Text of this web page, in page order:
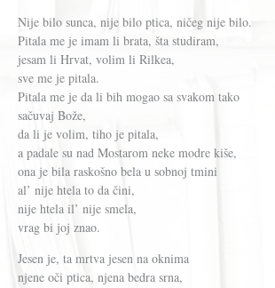
Nije bilo sunca, nije bilo ptica, ničeg nije bilo.
Pitala me je imam li brata, šta studiram,
jesam li Hrvat, volim li Rilkea,
sve me je pitala.
Pitala me je da li bih mogao sa svakom tako
sačuvaj Bože,
da li je volim, tiho je pitala,
a padale su nad Mostarom neke modre kiše,
ona je bila raskošno bela u sobnoj tmini
al’ nije htela to da čini,
nije htela il’ nije smela,
vrag bi joj znao.
Jesen je, ta mrtva jesen na oknima
njene oči ptica, njena bedra srna,